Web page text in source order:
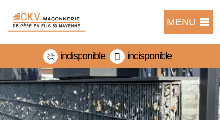
MENU
indisponible indisponible